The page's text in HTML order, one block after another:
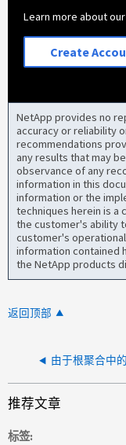
Learn more about
Create
NetApp provides no
accuracy or reliability
recommendations
any results that may
observance of any
information in this
information or the
techniques herein is a
the customer's ability
customer's
information contained
the NetApp products
返回顶部
推荐文章
标签